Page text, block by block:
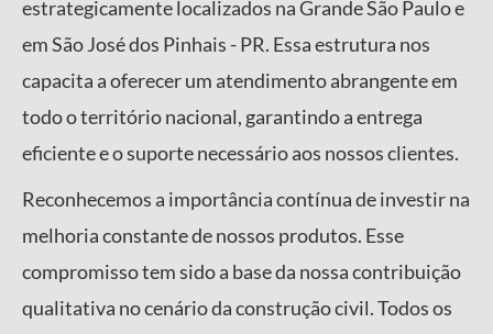
estrategicamente localizados na Grande São Paulo e
em São José dos Pinhais - PR. Essa estrutura nos
capacita a oferecer um atendimento abrangente em
todo o território nacional, garantindo a entrega
eficiente e o suporte necessário aos nossos clientes.
Reconhecemos a importância contínua de investir na
melhoria constante de nossos produtos. Esse
compromisso tem sido a base da nossa contribuição
qualitativa no cenário da construção civil. Todos os